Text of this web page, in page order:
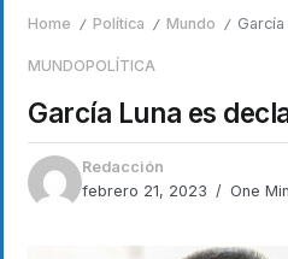
Home / Política / Mundo /
MUNDOPOLÍTICA
García Luna es
Redacción
febrero 21, 2023
One